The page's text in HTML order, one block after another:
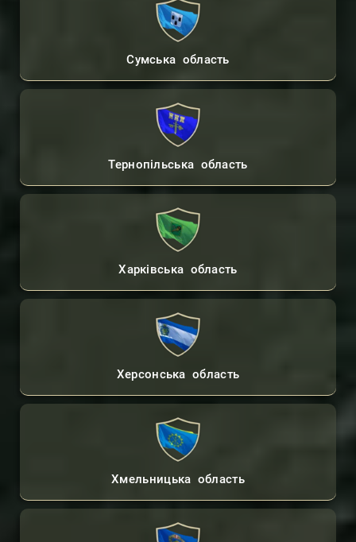
Сумська область
Тернопільська область
Харківська область
Херсонська область
Хмельницька область